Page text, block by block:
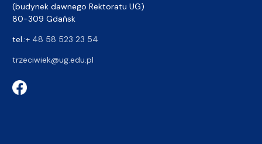
(budynek dawnego Rektoratu UG)
80-309 Gdańsk
tel.:+ 48 58 523 23 54
trzeciwiek@ug.edu.pl